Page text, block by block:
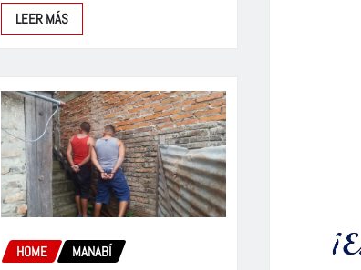
LEER MÁS
HOME MANABÍ